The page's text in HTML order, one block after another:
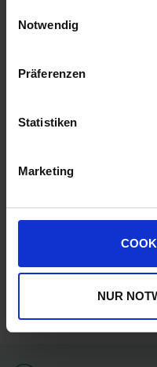
Notwendig
Präferenzen
Statistiken
Marketing
NUR
ZUR
Zum Kreuzkamp 7
info@granit-parts.com